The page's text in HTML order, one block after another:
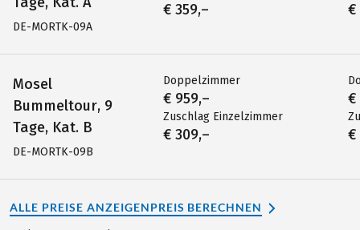
DE-MORTK-09A
Mosel
Bummeltour, 9
Tage, Kat. B
DE-MORTK-09B
€ 359,–
Doppelzimmer
€ 959,–
Zuschlag Einzelzimmer
€ 309,–
€
€
€
ALLE PREISE ANZEIGENPREIS BERECHNEN